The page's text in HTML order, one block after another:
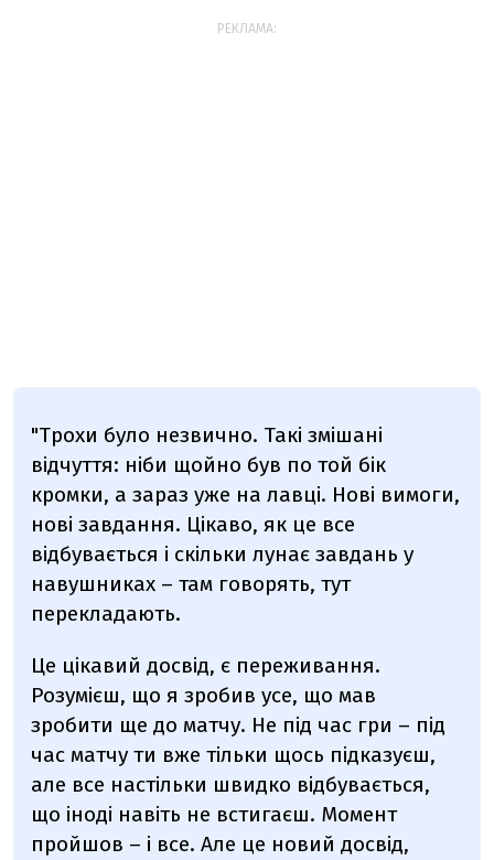
РЕКЛАМА:
"Трохи було незвично. Такі змішані
відчуття: ніби щойно був по той бік
кромки, а зараз уже на лавці. Нові вимоги,
нові завдання. Цікаво, як це все
відбувається і скільки лунає завдань у
навушниках – там говорять, тут
перекладають.
Це цікавий досвід, є переживання.
Розумієш, що я зробив усе, що мав
зробити ще до матчу. Не під час гри – під
час матчу ти вже тільки щось підказуєш,
але все настільки швидко відбувається,
що іноді навіть не встигаєш. Момент
пройшов – і все. Але це новий досвід,